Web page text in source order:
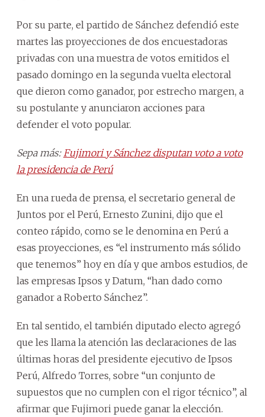
Por su parte, el partido de Sánchez defendió este
martes las proyecciones de dos encuestadoras
privadas con una muestra de votos emitidos el
pasado domingo en la segunda vuelta electoral
que dieron como ganador, por estrecho margen, a
su postulante y anunciaron acciones para
defender el voto popular.
Sepa más: Fujimori y Sánchez disputan voto a voto
la presidencia de Perú
En una rueda de prensa, el secretario general de
Juntos por el Perú, Ernesto Zunini, dijo que el
conteo rápido, como se le denomina en Perú a
esas proyecciones, es “el instrumento más sólido
que tenemos” hoy en día y que ambos estudios, de
las empresas Ipsos y Datum, “han dado como
ganador a Roberto Sánchez”.
En tal sentido, el también diputado electo agregó
que les llama la atención las declaraciones de las
últimas horas del presidente ejecutivo de Ipsos
Perú, Alfredo Torres, sobre “un conjunto de
supuestos que no cumplen con el rigor técnico”, al
afirmar que Fujimori puede ganar la elección.